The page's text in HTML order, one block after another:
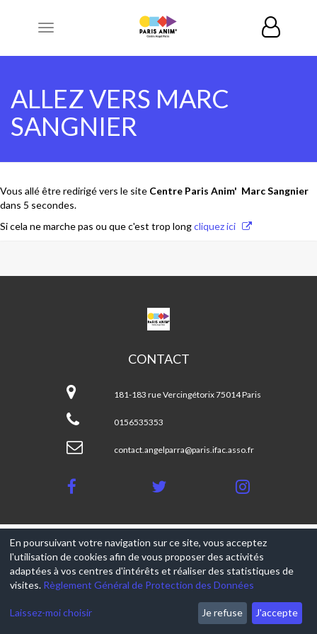
Toggle
ALLEZ VERS MARC
SANGNIER
Vous allé être redirigé vers le site Centre Paris Anim' Marc Sangnier
dans 5 secondes.
Si cela ne marche pas ou que c'est trop longcliquez ici
CPA
ANGEL
CONTACT
Angel
Parra
181-183 rue Vercingétorix 75014 Paris
0156535353
contact.angelparra@paris.ifac.asso.fr
CGV
CGU Aniapps
RGPD
En poursuivant votre navigation sur ce site, vous acceptez
l'utilisation de cookies afin de vous proposer des activités
adaptées à vos centres d'intérêts et réaliser des statistiques de
visites. Règlement Général de Protection des Données
Laissez-moi choisir Je refuse J'accepte